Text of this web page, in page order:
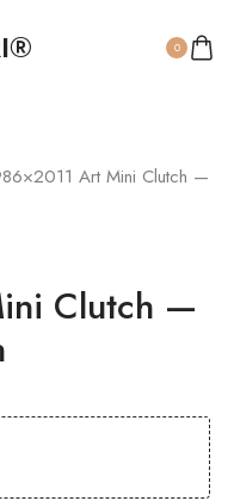
0
Art Mini Clutch —
Clutch —